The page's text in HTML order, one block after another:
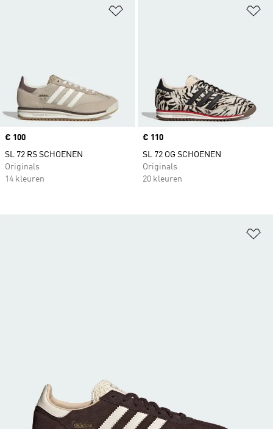
Price
€ 100
SL 72 RS SCHOENEN
Originals
14 kleuren
Price
€ 110
SL 72 OG SCHOENEN
Originals
20 kleuren